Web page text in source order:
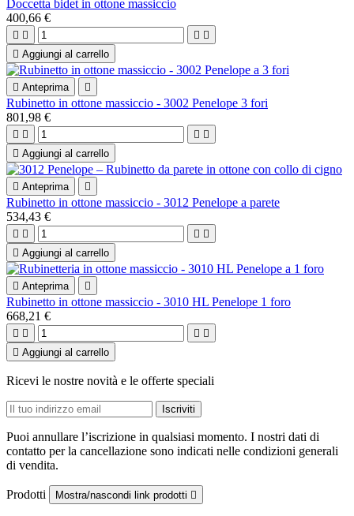
Doccetta bidet in ottone massiccio
400,66 €
   
 Aggiungi al carrello
 Anteprima 
Rubinetto in ottone massiccio - 3002 Penelope 3 fori
801,98 €
   
 Aggiungi al carrello
 Anteprima 
Rubinetto in ottone massiccio - 3012 Penelope a parete
534,43 €
   
 Aggiungi al carrello
 Anteprima 
Rubinetto in ottone massiccio - 3010 HL Penelope 1 foro
668,21 €
   
 Aggiungi al carrello
Ricevi le nostre novità e le offerte speciali
Puoi annullare l’iscrizione in qualsiasi momento. I nostri dati di
contatto per la cancellazione sono indicati nelle condizioni generali
di vendita.
Prodotti Mostra/nascondi link prodotti 